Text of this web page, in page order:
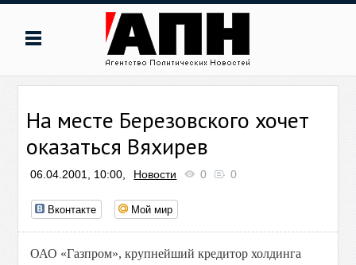
На месте Березовского хочет
оказаться Вяхирев
06.04.2001, 10:00, Новости 0 0
Вконтакте Мой мир
ОАО «Газпром», крупнейший кредитор холдинга